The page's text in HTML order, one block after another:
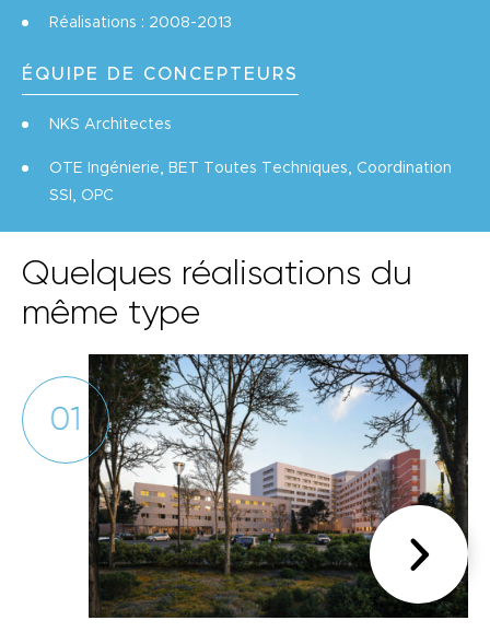
Réalisations : 2008-2013
ÉQUIPE DE CONCEPTEURS
NKS Architectes
OTE Ingénierie, BET Toutes Techniques, Coordination
SSI, OPC
Quelques réalisations du
même type
01